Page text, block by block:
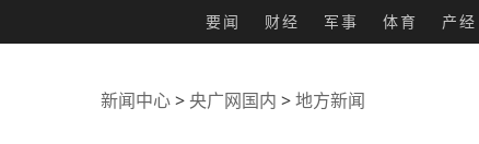
要闻 财经 军事 体育 产经
新闻中心>央广网国内 >地方新闻